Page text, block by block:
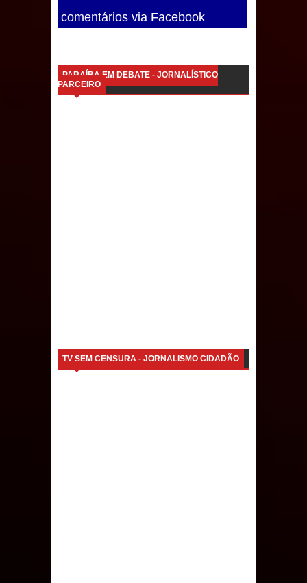
questionamentos da vereadora
comentários via Facebook
PARAÍBA EM DEBATE - JORNALÍSTICO
PARCEIRO
TV SEM CENSURA - JORNALISMO CIDADÃO